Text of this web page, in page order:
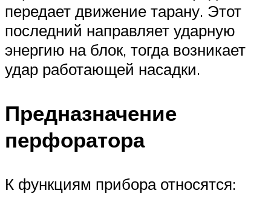
передает движение тарану. Этот
последний направляет ударную
энергию на блок, тогда возникает
удар работающей насадки.
Предназначение
перфоратора
К функциям прибора относятся: